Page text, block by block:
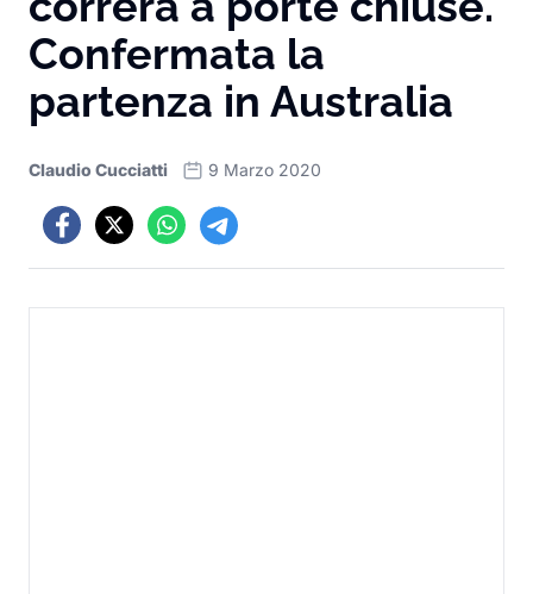
Confermata la
partenza in Australia
Claudio Cucciatti 9 Marzo 2020